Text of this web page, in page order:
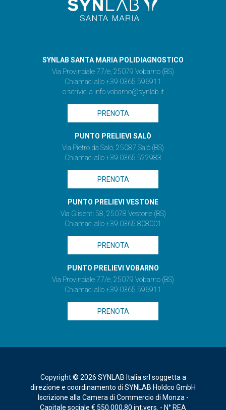
SYNLAB SANTA MARIA POLIDIAGNOSTICO
Via Provinciale 77/e, 25079 Vobarno (BS)
Chiamaci allo +39 0365 596911
o scrivici a info.vobarno@synlab.it
PRENOTA
PUNTO PRELIEVI SALÒ
Via Pietro da Salò, 25087 Salò (BS)
Chiamaci allo +39 0365 522983
PRENOTA
PUNTO PRELIEVI VESTONE
Via Glisenti 58, 25078 Vestone (BS)
Chiamaci allo +39 0365 808001
PRENOTA
PUNTO PRELIEVI VOBARNO
Via Provinciale 77/e, 25079 Vobarno (BS)
Chiamaci allo +39 0365 596911
PRENOTA
Copyright © 2026 SYNLAB Italia srl soggetta a
direzione e coordinamento di SYNLAB Holdco GmbH
Iscrizione alla Camera di Commercio di Monza -
Capitale sociale € 550.000,80 int.vers. - N° REA